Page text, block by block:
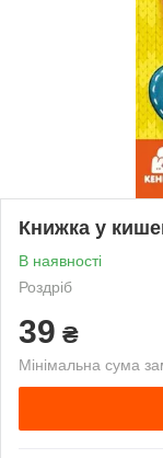
Книжка у
В наявності
Роздріб
39 ₴
Мінімальна сума